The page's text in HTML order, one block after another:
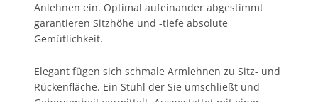
Anlehnen ein. Optimal aufeinander abgestimmt
garantieren Sitzhöhe und -tiefe absolute
Gemütlichkeit.
Elegant fügen sich schmale Armlehnen zu Sitz- und
Rückenfläche. Ein Stuhl der Sie umschließt und